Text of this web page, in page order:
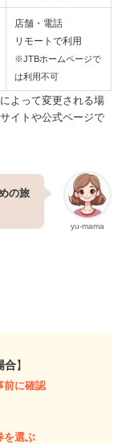
店舗・電話
リモートで利用
※JTBホームページで
は利用不可
よって変更される場
イトや公式ページで
yu-mama
の旅
合】
前に確認
を選ぶ